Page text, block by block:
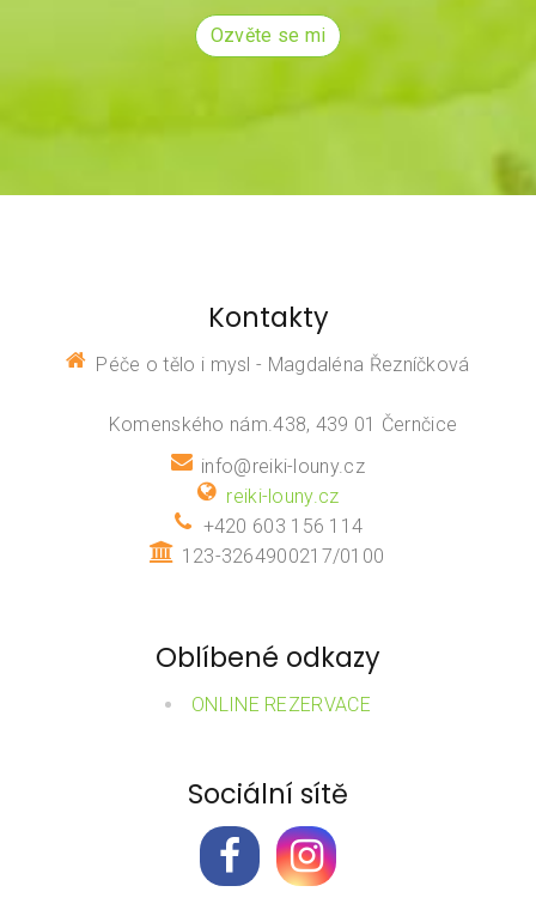
Ozvěte se mi
Kontakty
Péče o tělo i mysl - Magdaléna Řezníčková
Komenského nám.438, 439 01 Černčice
info@reiki-louny.cz
reiki-louny.cz
+420 603 156 114
123-3264900217/0100
Oblíbené odkazy
ONLINE REZERVACE
Sociální sítě